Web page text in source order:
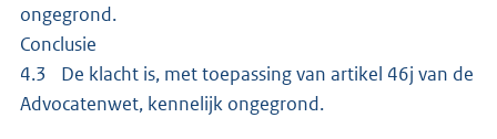
ongegrond.
Conclusie
4.3 De klacht is, met toepassing van artikel 46j van de
Advocatenwet, kennelijk ongegrond.